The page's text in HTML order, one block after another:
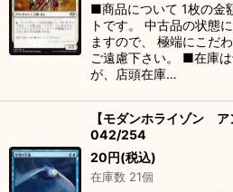
■商品について 1枚の金
トです。 中古品の状態
ますので、 極端にこだ
ご遠慮下さい。 ■在庫
が、店頭在庫…
【モダンホライゾン
042/254
20円(税込)
在庫数 21個